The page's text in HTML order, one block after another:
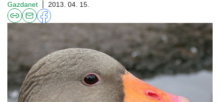
Gazdanet 2013. 04. 15.